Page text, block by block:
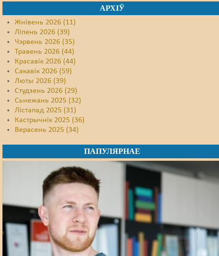
АРХІЎ
Жнівень 2026 (11)
Ліпень 2026 (39)
Чэрвень 2026 (35)
Травень 2026 (44)
Красавік 2026 (44)
Сакавік 2026 (59)
Люты 2026 (39)
Студзень 2026 (29)
Сьнежань 2025 (32)
Лістапад 2025 (31)
Кастрычнік 2025 (36)
Верасень 2025 (34)
ПАПУЛЯРНАЕ